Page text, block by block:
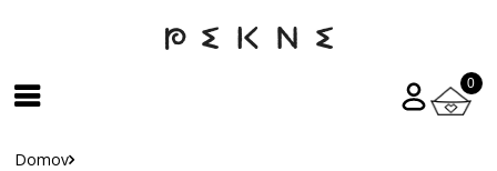
0
Domov